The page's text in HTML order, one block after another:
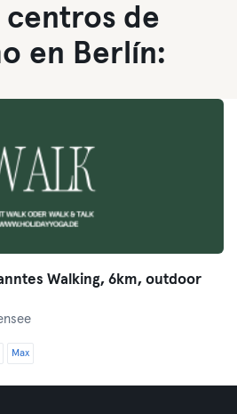
centros de
en Berlín:
Walking, 6km, outdoor
Max